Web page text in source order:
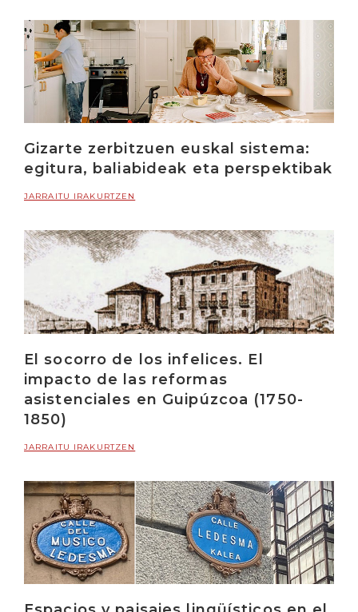
Gizarte zerbitzuen euskal sistema:
egitura, baliabideak eta perspektibak
JARRAITU IRAKURTZEN
El socorro de los infelices. El
impacto de las reformas
asistenciales en Guipúzcoa (1750-
1850)
JARRAITU IRAKURTZEN